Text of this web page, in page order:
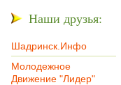
Наши друзья:
Шадринск.Инфо
Молодежное
Движение "Лидер"